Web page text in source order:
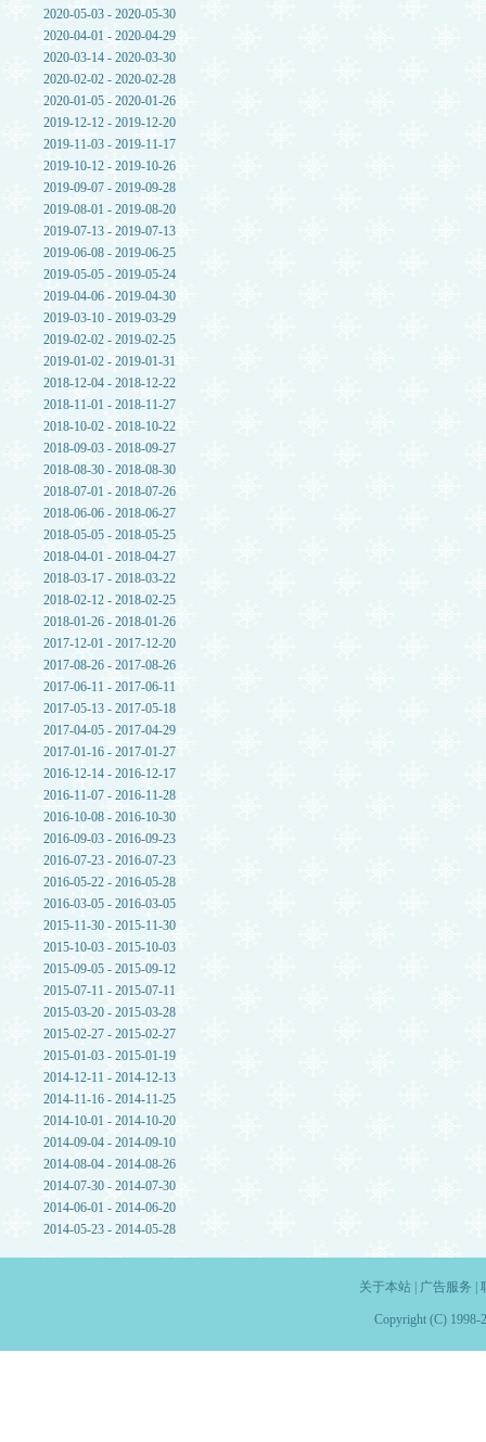
2020-05-03 - 2020-05-30
2020-04-01 - 2020-04-29
2020-03-14 - 2020-03-30
2020-02-02 - 2020-02-28
2020-01-05 - 2020-01-26
2019-12-12 - 2019-12-20
2019-11-03 - 2019-11-17
2019-10-12 - 2019-10-26
2019-09-07 - 2019-09-28
2019-08-01 - 2019-08-20
2019-07-13 - 2019-07-13
2019-06-08 - 2019-06-25
2019-05-05 - 2019-05-24
2019-04-06 - 2019-04-30
2019-03-10 - 2019-03-29
2019-02-02 - 2019-02-25
2019-01-02 - 2019-01-31
2018-12-04 - 2018-12-22
2018-11-01 - 2018-11-27
2018-10-02 - 2018-10-22
2018-09-03 - 2018-09-27
2018-08-30 - 2018-08-30
2018-07-01 - 2018-07-26
2018-06-06 - 2018-06-27
2018-05-05 - 2018-05-25
2018-04-01 - 2018-04-27
2018-03-17 - 2018-03-22
2018-02-12 - 2018-02-25
2018-01-26 - 2018-01-26
2017-12-01 - 2017-12-20
2017-08-26 - 2017-08-26
2017-06-11 - 2017-06-11
2017-05-13 - 2017-05-18
2017-04-05 - 2017-04-29
2017-01-16 - 2017-01-27
2016-12-14 - 2016-12-17
2016-11-07 - 2016-11-28
2016-10-08 - 2016-10-30
2016-09-03 - 2016-09-23
2016-07-23 - 2016-07-23
2016-05-22 - 2016-05-28
2016-03-05 - 2016-03-05
2015-11-30 - 2015-11-30
2015-10-03 - 2015-10-03
2015-09-05 - 2015-09-12
2015-07-11 - 2015-07-11
2015-03-20 - 2015-03-28
2015-02-27 - 2015-02-27
2015-01-03 - 2015-01-19
2014-12-11 - 2014-12-13
2014-11-16 - 2014-11-25
2014-10-01 - 2014-10-20
2014-09-04 - 2014-09-10
2014-08-04 - 2014-08-26
2014-07-30 - 2014-07-30
2014-06-01 - 2014-06-20
2014-05-23 - 2014-05-28
关于本站| 广告服务
Copyright (C) 1998-